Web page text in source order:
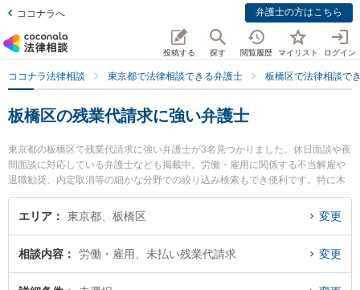
ココナラへ 弁護士の方はこちら
投稿する 探す 閲覧履歴 マイリスト ログイン
ココナラ法律相談 東京都で法律相談できる弁護士 板橋区で法律相談で
板橋区の残業代請求に強い弁護士
東京都の板橋区で残業代請求に強い弁護士が3名見つかりました。休日面談や夜
間面談に対応している弁護士なども掲載中。労働・雇用に関係する不当解雇や
退職勧奨、内定取消等の細かな分野での絞り込み検索もでき便利です。特に木
下信行法律事務所の木下 信行弁護士や西台法律事務所の俣野 政紀弁護士、楽友
会光が丘法律事務所の宮入 陽子弁護士のプロフィール情報や弁護士費用、強み
な近くの弁護士を検索したい』『初回相談無料で残業代請求を法律相談できる
板橋区内の弁護士に相談予約したい』などでお困りの相談者さんにおすすめで
す。
エリア 東京都、板橋区 変更
相談内容 労働・雇用、未払い残業代請求 変更